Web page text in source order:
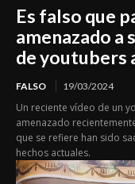
Es falso que
amenazado a
de youtubers
FALSO 19/03/2024
Un reciente vídeo de un
amenazado
que se refiere han sido
hechos actuales.